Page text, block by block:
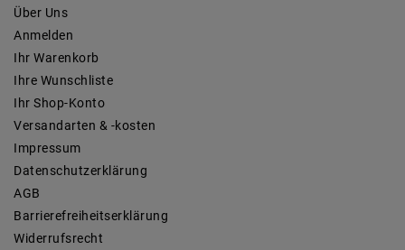
Über Uns
Anmelden
Ihr Warenkorb
Ihre Wunschliste
Ihr Shop-Konto
Versandarten & -kosten
Impressum
Daten­schutz­erklärung
AGB
Barrierefreiheitserklärung
Widerrufs­recht